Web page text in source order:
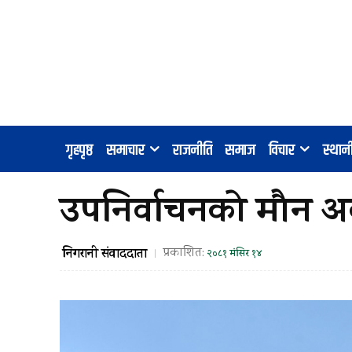
गृहपृष्ठ समाचार राजनीति समाज विचार
उपनिर्वाचनको मौन
निगरानी संवाददाता प्रकाशित: २०८१ मंसिर १४